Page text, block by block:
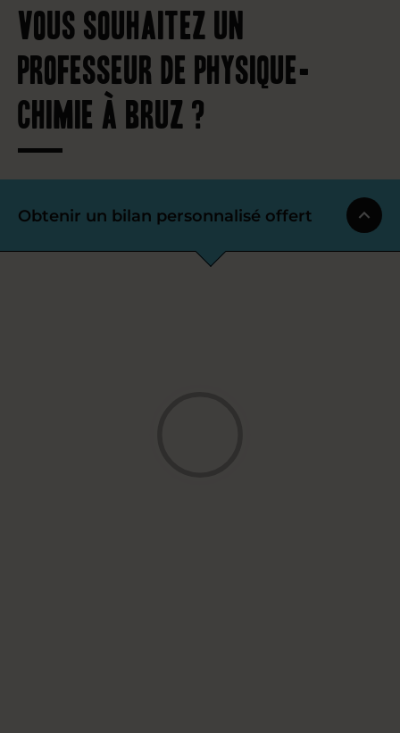
Vous souhaitez un
professeur de physique-
chimie à Bruz ?
Obtenir un bilan personnalisé offert